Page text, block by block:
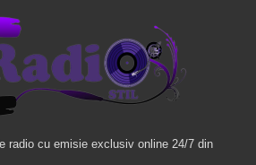
radio cu emisie exclusiv online 24/7 din